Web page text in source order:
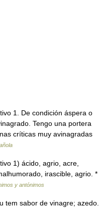
1. De condición áspera o
Tengo una portera
críticas muy avinagradas
1) ácido, agrio, acre,
irascible, agrio. *
y antónimos
tem sabor de vinagre; azedo.